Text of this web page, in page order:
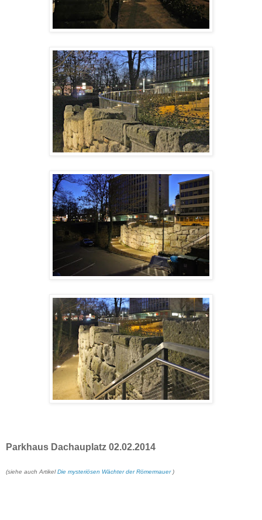
Parkhaus Dachauplatz 02.02.2014
(siehe auch ArtikelDie mysteriösen Wächter der Römermauer )